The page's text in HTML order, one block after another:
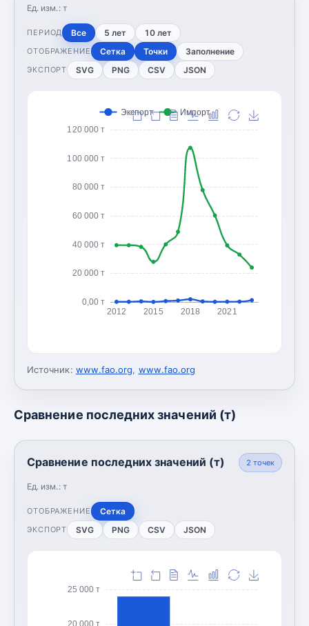
Ед. изм.: т
ПЕРИОД Все 5 лет 10 лет
ОТОБРАЖЕНИЕ Сетка Точки Заполнение
ЭКСПОРТ SVG PNG CSV JSON
0,00 т
20 000 т
40 000 т
60 000 т
80 000 т
100 000 т
120 000 т
2012 2015 2018 2021
Экспорт Импорт
Источник: www.fao.org, www.fao.org
Сравнение последних значений (т)
Сравнение последних значений (т)
Ед. изм.: т
2 точек
ОТОБРАЖЕНИЕ Сетка
ЭКСПОРТ SVG PNG CSV JSON
20 000 т
25 000 т